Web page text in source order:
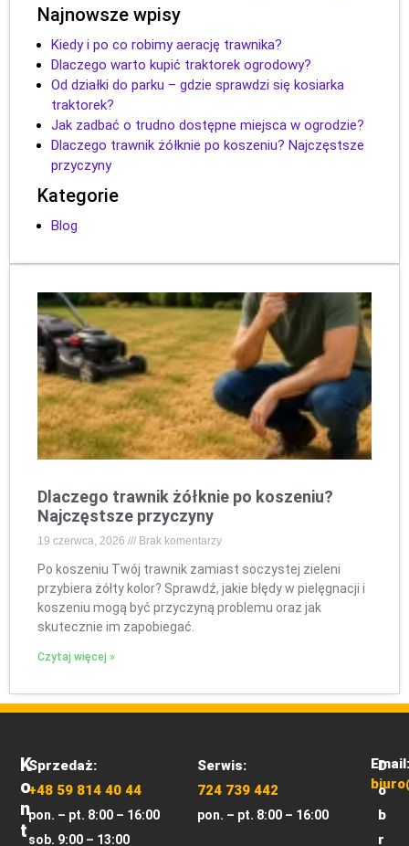
Najnowsze wpisy
Kiedy i po co robimy aerację trawnika?
Dlaczego warto kupić traktorek ogrodowy?
Od działki do parku – gdzie sprawdzi się kosiarka
traktorek?
Jak zadbać o trudno dostępne miejsca w ogrodzie?
Dlaczego trawnik żółknie po koszeniu? Najczęstsze
przyczyny
Kategorie
Blog
Dlaczego trawnik żółknie po koszeniu?
Najczęstsze przyczyny
19 czerwca, 2026 Brak komentarzy
Po koszeniu Twój trawnik zamiast soczystej zieleni
przybiera żółty kolor? Sprawdź, jakie błędy w pielęgnacji i
koszeniu mogą być przyczyną problemu oraz jak
skutecznie im zapobiegać.
Czytaj więcej »
K
O
N
T
Sprzedaż:
+48 59 814 40 44
pon. – pt. 8:00 – 16:00
sob. 9:00 – 13:00
Serwis:
724 739 442
pon. – pt. 8:00 – 16:00
Email:
D
o
b
r